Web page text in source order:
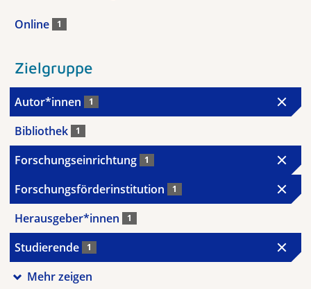
Online 1
Zielgruppe
Autor*innen 1
Bibliothek 1
Forschungseinrichtung 1
Forschungsförderinstitution 1
Herausgeber*innen 1
Studierende 1
Mehr zeigen